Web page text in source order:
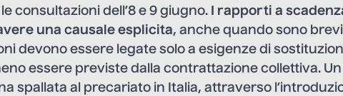
consultazioni dell’8 e 9 giugno. I rapporti a
una causale esplicita, anche quando sono
devono essere legate solo a esigenze di
essere previste dalla contrattazione collettiva.
spallata al precariato in Italia, attraverso